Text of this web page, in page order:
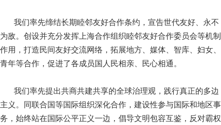
我们率先缔结长期睦邻友好合作条约，宣告世代友好、永不
为敌。创设并充分发挥上海合作组织睦邻友好合作委员会等机制
作用，打造民间友好交流网络，拓展地方、媒体、智库、妇女、
青年等合作，促进了各成员国人民相亲、民心相通。
我们率先提出共商共建共享的全球治理观，践行真正的多边
主义。同联合国等国际组织深化合作，建设性参与国际和地区事
务，始终站在国际公平正义一边，倡导文明包容互鉴，反对霸权